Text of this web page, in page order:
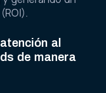
al
de manera